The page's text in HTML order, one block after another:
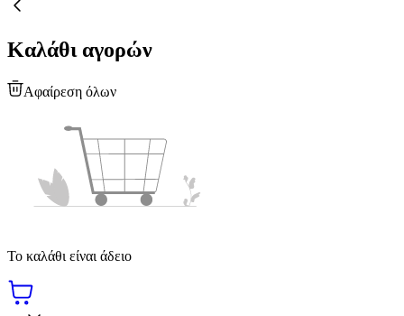
Καλάθι αγορών
Αφαίρεση όλων
Το καλάθι είναι άδειο